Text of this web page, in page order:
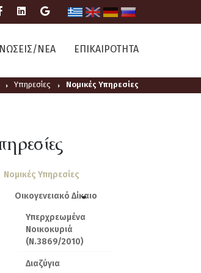
ΝΕΑ ΕΠΙΚΑΙΡΟΤΗΤΑ
Υπηρεσίες Νομικές Υπηρεσίες
Νομικές Υπηρεσίες
Οικογενειακό Δίκαιο
Υπερχρεωμένα
Νοικοκυριά
(Ν.3869/2010)
Διαζύγια